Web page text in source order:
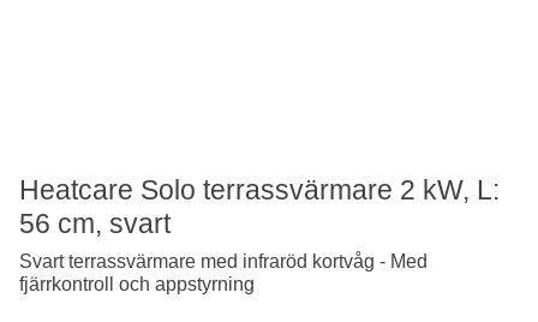
Heatcare Solo terrassvärmare 2 kW, L:
56 cm, svart
Svart terrassvärmare med infraröd kortvåg - Med
fjärrkontroll och appstyrning